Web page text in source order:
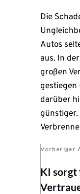
Die
Autos
aus. In
großen
gestiegen
darüber
Vorheriger
KI sorgt